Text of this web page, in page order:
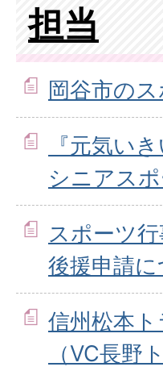
担当
岡谷市の
『元気い
シニアス
スポーツ行
後援申請に
信州松本
（VC長野